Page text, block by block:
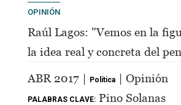
OPINIÓN
Raúl Lagos: "Vemos en la
la idea real y concreta del
Perón"
ABR 2017 | Política | Opinión
PALABRAS CLAVE: Pino Solanas